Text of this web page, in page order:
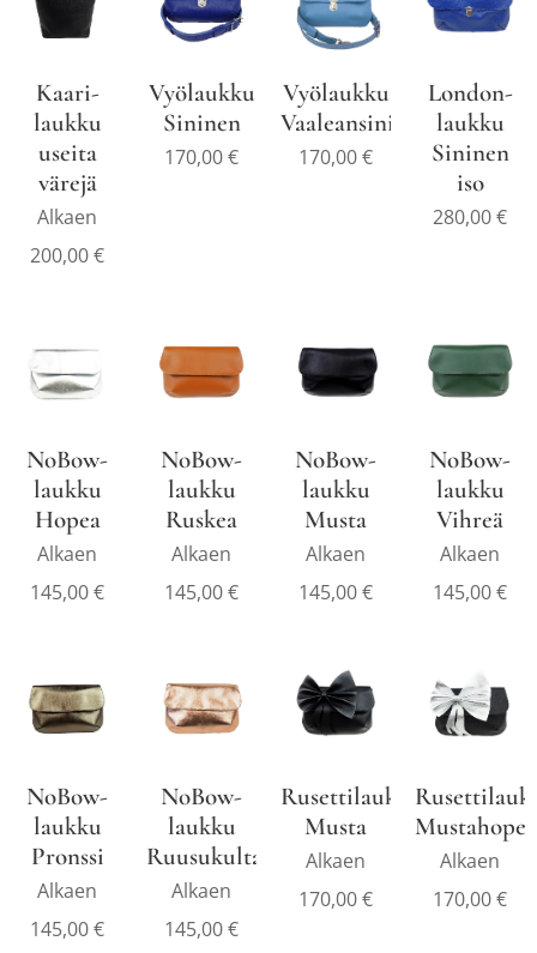
Kaari-
laukku
useita
värejä
Alkaen
200,00€
Vyölaukku
Sininen
170,00€
Vyölaukku
Vaaleansininen
170,00€
London-
laukku
Sininen
iso
280,00€
NoBow-
laukku
Hopea
Alkaen
145,00€
NoBow-
laukku
Ruskea
Alkaen
145,00€
NoBow-
laukku
Musta
Alkaen
145,00€
NoBow-
laukku
Vihreä
Alkaen
145,00€
NoBow-
laukku
Pronssi
Alkaen
145,00€
NoBow-
laukku
Ruusukulta
Alkaen
145,00€
Rusettilaukku
Musta
Alkaen
170,00€
Mustahopea
Alkaen
170,00€